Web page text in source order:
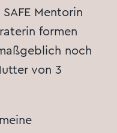
Mentorin
formen
noch
von 3